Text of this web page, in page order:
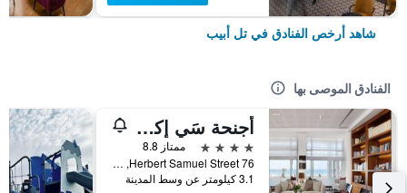
شاهد أرخص الفنادق في تل أبيب
الفنادق الموصى بها
أجنحة سَي إكسكيوتيف
4 نجوم
ممتاز 8.8
76 Herbert Samuel Street, تل أبيب, منطقة متروبوليتان تل أبيب, اسرائيل
3.1 كيلومتر عن وسط المدينة